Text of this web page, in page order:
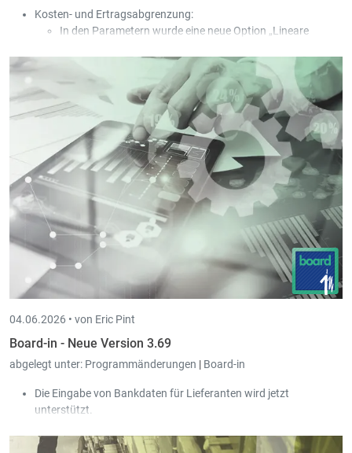
Kosten- und Ertragsabgrenzung:
In den Parametern wurde eine neue Option „Lineare
In den Parametern wurde eine neue Option „Neue
Umbuchung pro Periode und Rechnung erstellen“
hinzugefügt.
In der Maske der Ein- und Ausgangsrechnungen wurde ein
neuer Ausdruck „Einfache Liste der Abgrenzungen“
hinzugefügt; die Liste wird geöffnet, wenn bei einer bereits
abgegrenzten Rechnung erneut die Option der
Abgrenzung aufgerufen wird.
04.06.2026 • von Eric Pint
Board-in - Neue Version 3.69
abgelegt unter: Programmänderungen | Board-in
Die Eingabe von Bankdaten für Lieferanten wird jetzt
unterstützt.
man jetzt per Mittelklick den Eintrag in einem neuen Tab öffnen.